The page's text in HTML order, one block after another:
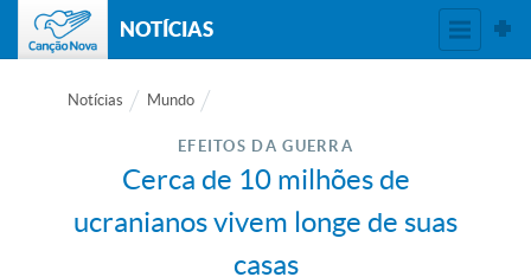
NOTÍCIAS
Notícias Mundo
EFEITOS DA GUERRA
Cerca de 10 milhões de
ucranianos vivem longe de suas
casas